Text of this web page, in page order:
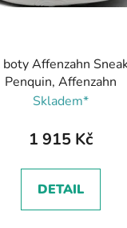
Affenzahn
Penquin, Affenzahn
Skladem*
1 915 Kč
DETAIL